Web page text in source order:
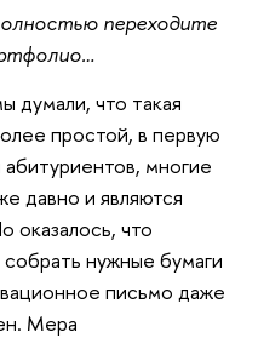
переходите
думали, что такая
простой, в первую
многие
давно и являются
оказалось, что
нужные бумаги
письмо даже
Мера